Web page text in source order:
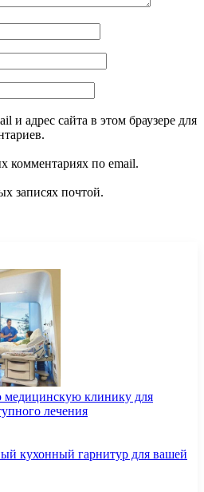
и адрес сайта в этом браузере для
комментариях по email.
записях почтой.
клинику для
лечения
кухонный гарнитур для вашей